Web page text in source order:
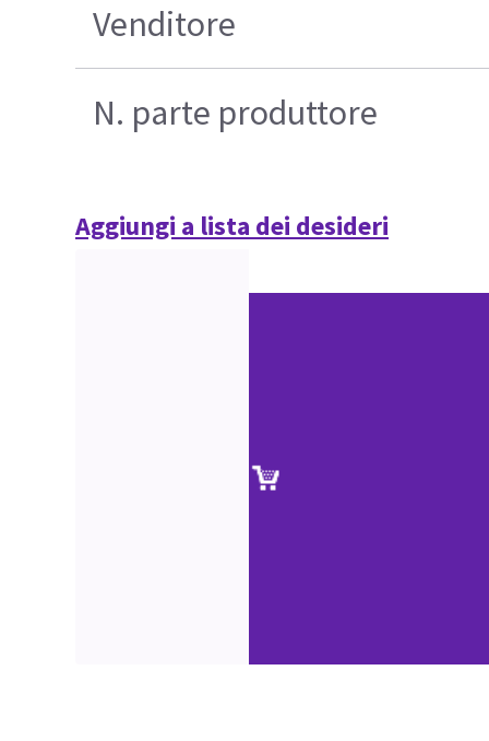
Venditore
N. parte produttore
Aggiungi a lista dei desideri